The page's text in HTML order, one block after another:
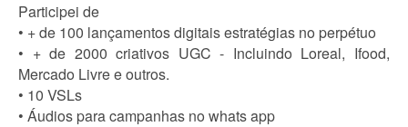
Participei de
• + de 100 lançamentos digitais estratégias no perpétuo
• + de 2000 criativos UGC - Incluindo Loreal, Ifood,
Mercado Livre e outros.
• 10 VSLs
• Áudios para campanhas no whats app